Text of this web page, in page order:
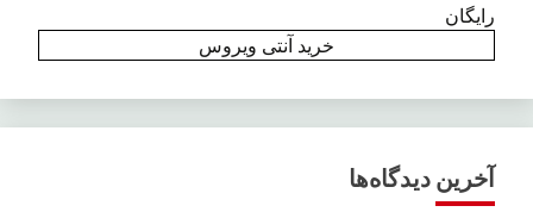
رایگان
خرید آنتی ویروس
آخرین دیدگاه‌ها